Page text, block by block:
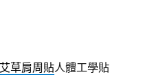
艾草肩周貼人體工學貼